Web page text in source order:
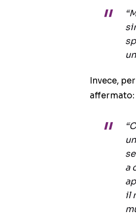
Invece,
affermato:
a
il